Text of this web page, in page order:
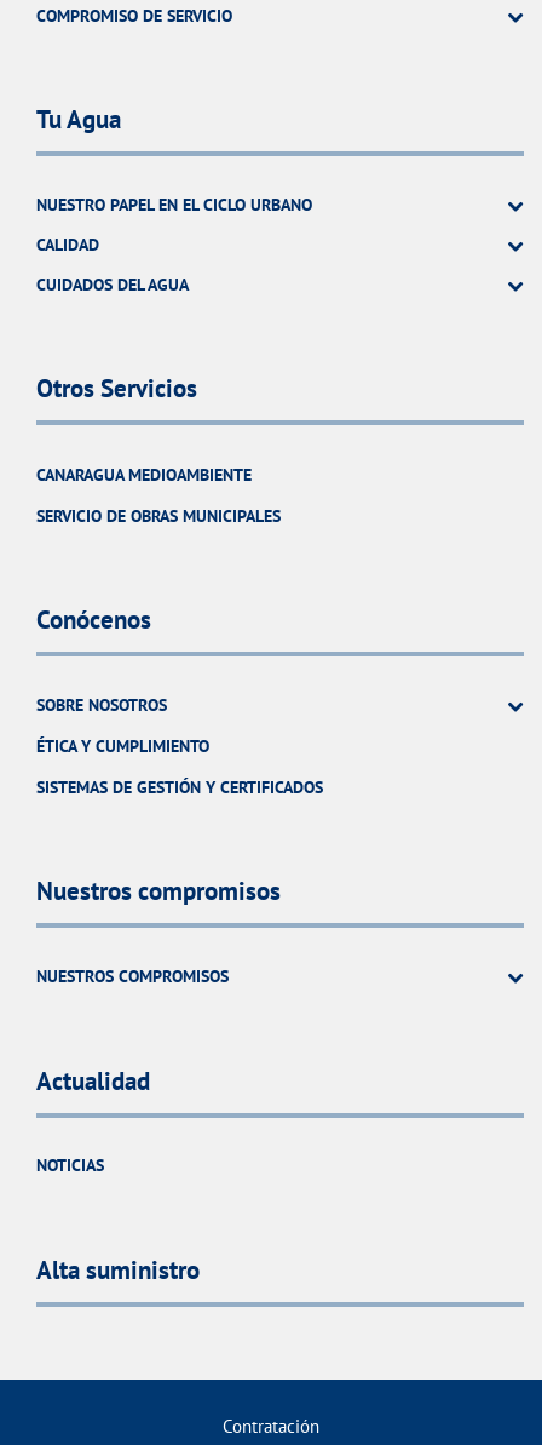
COMPROMISO DE SERVICIO
Tu Agua
NUESTRO PAPEL EN EL CICLO URBANO
CALIDAD
CUIDADOS DEL AGUA
Otros Servicios
CANARAGUA MEDIOAMBIENTE
SERVICIO DE OBRAS MUNICIPALES
Conócenos
SOBRE NOSOTROS
ÉTICA Y CUMPLIMIENTO
SISTEMAS DE GESTIÓN Y CERTIFICADOS
Nuestros compromisos
NUESTROS COMPROMISOS
Actualidad
NOTICIAS
Alta suministro
Contratación